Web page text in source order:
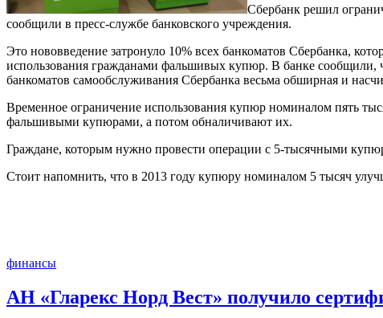
Сбербанк решил
сообщили в пресс-службе банковского учреждения.
Это нововведение затронуло 10% всех банкоматов Сбербанка,
использования гражданами фальшивых купюр. В банке сообщили,
банкоматов самообслуживания Сбербанка весьма обширная и
Временное ограничение использования купюр номиналом пять
фальшивыми купюрами, а потом обналичивают их.
Граждане, которым нужно провести операции с 5-тысячными
Стоит напомнить, что в 2013 году купюру номиналом 5 тысяч
финансы
АН «Гларекс Норд Вест» получило